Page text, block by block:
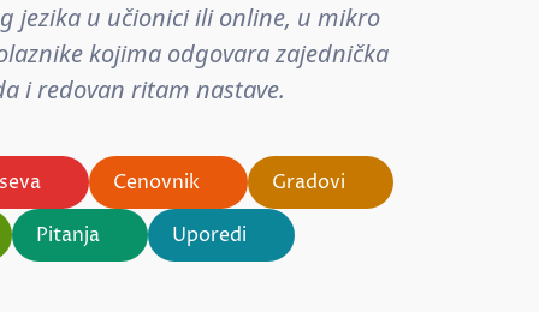
jezika u učionici ili online, u mikro
kojima odgovara zajednička
i redovan ritam nastave.
Cenovnik
Gradovi
Pitanja Uporedi